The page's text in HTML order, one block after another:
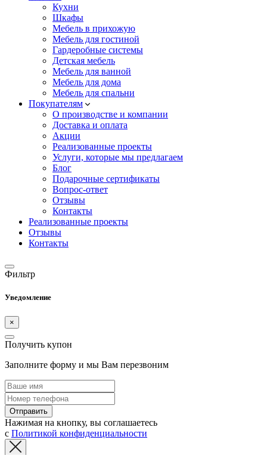
Кухни
Шкафы
Мебель в прихожую
Мебель для гостиной
Гардеробные системы
Детская мебель
Мебель для ванной
Мебель для дома
Мебель для спальни
Покупателям
О производстве и компании
Доставка и оплата
Акции
Реализованные проекты
Услуги, которые мы предлагаем
Блог
Подарочные сертификаты
Вопрос-ответ
Отзывы
Контакты
Реализованные проекты
Отзывы
Контакты
Фильтр
Уведомление
×
Получить купон
Заполните форму и мы Вам перезвоним
Отправить
Нажимая на кнопку, вы соглашаетесь
с Политикой конфиденциальности